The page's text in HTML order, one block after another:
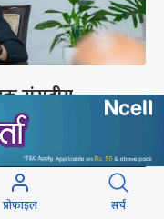
संसदीय
प्रोफाइल सर्च